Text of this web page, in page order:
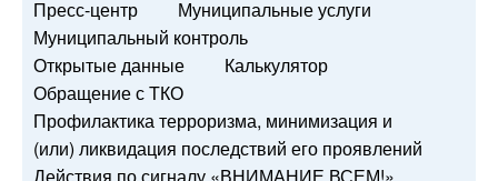
Пресс-центр
Муниципальные услуги
Муниципальный контроль
Открытые данные
Калькулятор
Обращение с ТКО
Профилактика терроризма, минимизация и
(или) ликвидация последствий его проявлений
Действия по сигналу «ВНИМАНИЕ ВСЕМ!»